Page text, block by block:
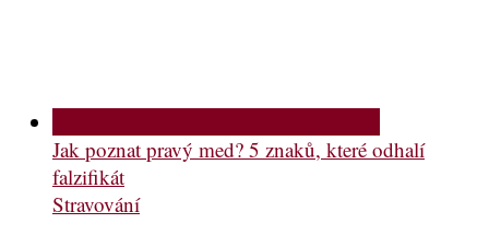
Jak poznat pravý med? 5 znaků, které odhalí
falzifikát
Stravování